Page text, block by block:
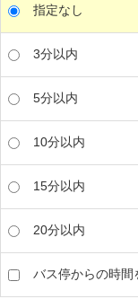
指定なし
3分以内
5分以内
10分以内
15分以内
20分以内
バス停からの時間